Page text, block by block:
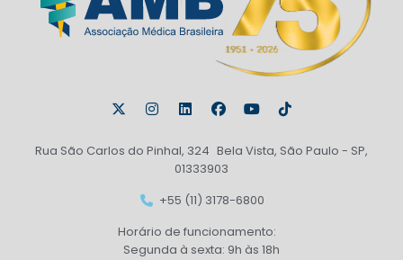
Rua São Carlos do Pinhal, 324 Bela Vista, São Paulo - SP,
01333903
+55 (11) 3178-6800
Horário de funcionamento:
Segunda à sexta: 9h às 18h